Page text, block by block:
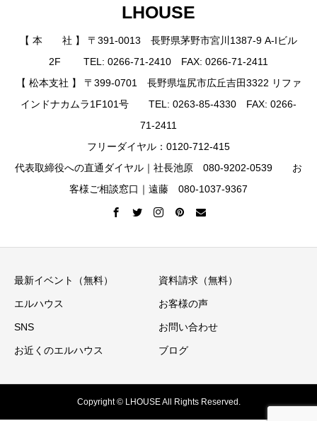
LHOUSE
【 本 社 】 〒391-0013 長野県茅野市宮川1387-9 A-Iビル
2F TEL: 0266-71-2410 FAX: 0266-71-2411
【 松本支社 】 〒399-0701 長野県塩尻市広丘吉田3322 リファ
インドナカムラ1F101号 TEL: 0263-85-4330 FAX: 0266-
71-2411
フリーダイヤル：0120-712-415
代表取締役への直通ダイヤル｜社長池原 080-9202-0539 お
客様ご相談窓口｜遠藤 080-1037-9367
最新イベント（無料） 資料請求（無料）
エルハウス お客様の声
SNS お問い合わせ
お近くのエルハウス ブログ
Copyright © LHOUSE All Rights Reserved.